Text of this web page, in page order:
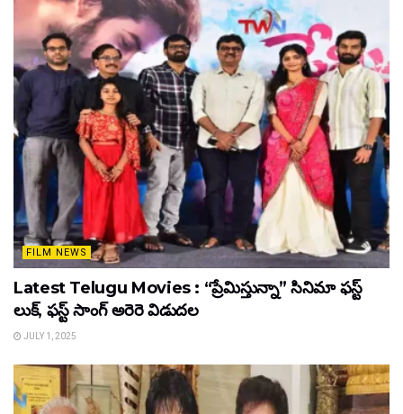
FILM NEWS
Latest Telugu Movies : “ప్రేమిస్తున్నా” సినిమా ఫస్ట్
లుక్, ఫస్ట్ సాంగ్ అరెరె విడుదల
JULY 1, 2025